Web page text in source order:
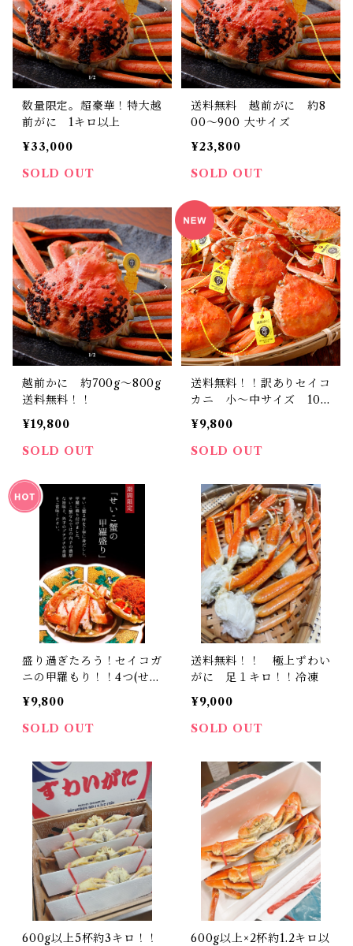
数量限定。超豪華！特大越
前がに 1キロ以上
¥33,000
SOLD OUT
送料無料 越前がに 約8
00〜900 大サイズ
¥23,800
SOLD OUT
越前かに 約700g〜800g
送料無料！！
¥19,800
SOLD OUT
送料無料！！訳ありセイコ
カニ 小〜中サイズ 10
杯セット
¥9,800
SOLD OUT
盛り過ぎたろう！セイコガ
ニの甲羅もり！！4つ(せい
こがに6杯分) 送料無料
¥9,800
SOLD OUT
送料無料！！ 極上ずわい
がに 足１キロ！！冷凍
¥9,000
SOLD OUT
600g以上5杯約3キロ！！
600g以上×2杯約1.2キロ以